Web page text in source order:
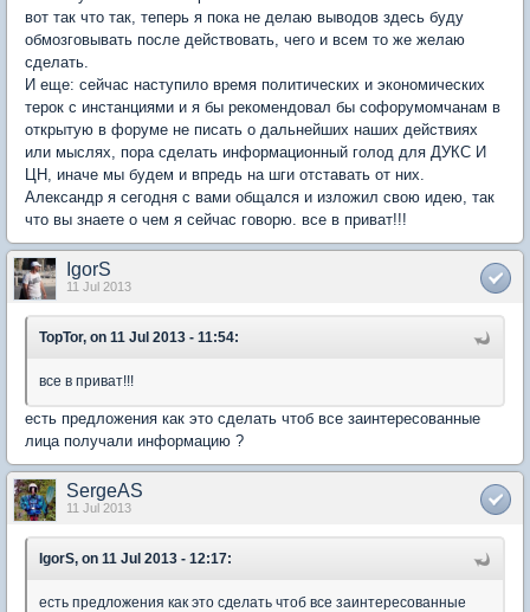
вот так что так, теперь я пока не делаю выводов здесь буду
обмозговывать после действовать, чего и всем то же желаю
сделать.
И еще: сейчас наступило время политических и экономических
терок с инстанциями и я бы рекомендовал бы софорумомчанам в
открытую в форуме не писать о дальнейших наших действиях
или мыслях, пора сделать информационный голод для ДУКС И
ЦН, иначе мы будем и впредь на шги отставать от них.
Александр я сегодня с вами общался и изложил свою идею, так
что вы знаете о чем я сейчас говорю. все в приват!!!
IgorS
11 Jul 2013
TopTor, on 11 Jul 2013 - 11:54:
все в приват!!!
есть предложения как это сделать чтоб все заинтересованные
лица получали информацию ?
SergeAS
11 Jul 2013
IgorS, on 11 Jul 2013 - 12:17:
есть предложения как это сделать чтоб все заинтересованные